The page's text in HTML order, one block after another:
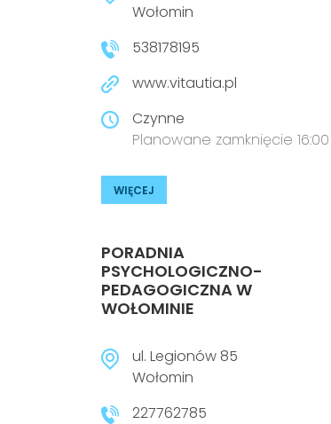
Wołomin
538178195
www.vitautia.pl
Czynne
Planowane zamknięcie 16:00
WIĘCEJ
PORADNIA
PSYCHOLOGICZNO-
PEDAGOGICZNA W
WOŁOMINIE
ul. Legionów 85
Wołomin
227762785